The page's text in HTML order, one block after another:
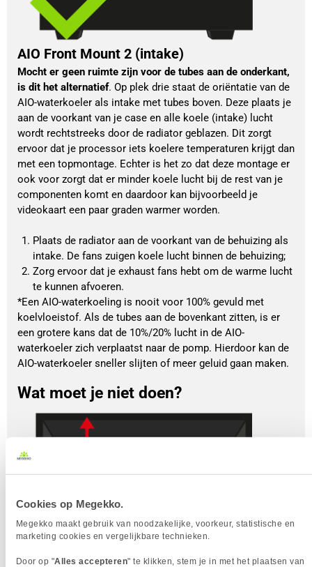
Cookies op Megekko.
Megekko maakt gebruik van noodzakelijke, voorkeur, statistische en
marketing cookies en vergelijkbare technieken.
Door op "Alles accepteren" te klikken, stem je in met het plaatsen van
AIO Front Mount 2 (intake)
Mocht er geen ruimte zijn voor de tubes aan de onderkant,
is dit het alternatief. Op plek drie staat de oriëntatie van de
AIO-waterkoeler als intake met tubes boven. Deze plaats je
aan de voorkant van je case en alle koele (intake) lucht
wordt rechtstreeks door de radiator geblazen. Dit zorgt
ervoor dat je processor iets koelere temperaturen krijgt dan
met een topmontage. Echter is het zo dat deze montage er
ook voor zorgt dat er minder koele lucht bij de rest van je
componenten komt en daardoor kan bijvoorbeeld je
videokaart een paar graden warmer worden.
Plaats de radiator aan de voorkant van de behuizing als
intake. De fans zuigen koele lucht binnen de behuizing;
Zorg ervoor dat je exhaust fans hebt om de warme lucht
te kunnen afvoeren.
*Een AIO-waterkoeling is nooit voor 100% gevuld met
koelvloeistof. Als de tubes aan de bovenkant zitten, is er
een grotere kans dat de 10%/20% lucht in de AIO-
waterkoeler zich verplaatst naar de pomp. Hierdoor kan de
AIO-waterkoeler sneller slijten of meer geluid gaan maken.
Wat moet je niet doen?